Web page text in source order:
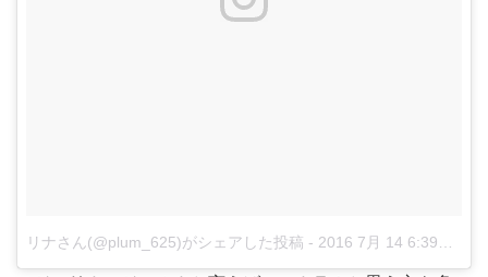
リナさん(@plum_625)がシェアした投稿 - 2016 7月 14 6:39午前 PDT